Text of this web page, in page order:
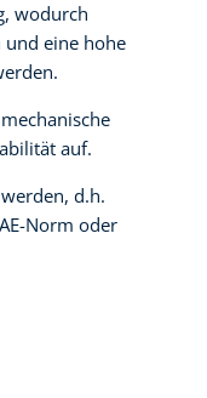
wodurch
und eine hohe
auf.
d.h.
Norm oder